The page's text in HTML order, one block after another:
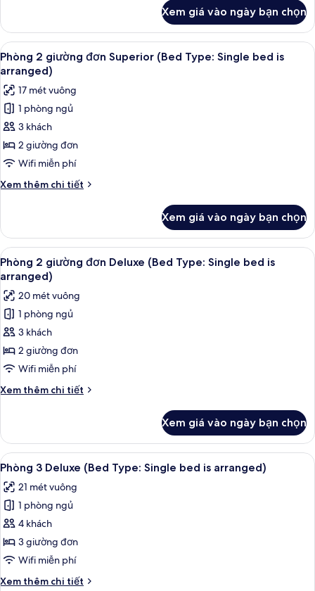
hút
thuốc
(Bed
Type:
Single
bed
is
arranged)
Phòng
giường
đơn
chuẩn,
không
hút
thuốc
(Bed
Single
bed
is
Xem giá vào ngày bạn chọn
Xem
tất
cả
ảnh
Phòng
2
giường
đơn
Superior
(Bed
Single
bed
is
arranged)
Phòng 2 giường đơn Superior (Bed
12
Phòng 2 giường đơn Superior (Bed Type: Single bed is
arranged)
17 mét vuông
1 phòng ngủ
3 khách
2 giường đơn
Wifi miễn phí
Xem thêm chi tiết
Chi
Phòng
giường
đơn
Superior
(Bed
Type:
Single
bed
is
Xem giá vào ngày bạn chọn
Xem
tất
cả
ảnh
Phòng
2
giường
đơn
Deluxe
(Bed
Single
bed
is
arranged)
Phòng 2 giường đơn Deluxe (Bed
12
Phòng 2 giường đơn Deluxe (Bed Type: Single bed is
arranged)
20 mét vuông
1 phòng ngủ
3 khách
2 giường đơn
Wifi miễn phí
Xem thêm chi tiết
Chi
Phòng
giường
Deluxe
(Bed
Type:
Single
bed
is
arranged)
Xem giá vào ngày bạn chọn
Xem
tất
cả
ảnh
Phòng
3
Deluxe
Phòng 3 Deluxe (Bed Type: Single
12
Phòng 3 Deluxe (Bed Type: Single bed is arranged)
21 mét vuông
1 phòng ngủ
4 khách
3 giường đơn
Wifi miễn phí
Xem thêm chi tiết
Chi